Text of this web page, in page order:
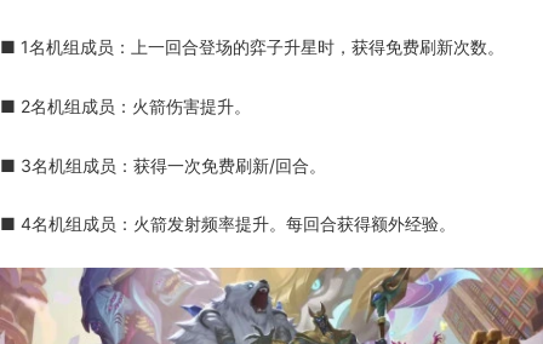
■ 1名机组成员：上一回合登场的弈子升星时，获得免费刷新次数。
■ 2名机组成员：火箭伤害提升。
■ 3名机组成员：获得一次免费刷新/回合。
■ 4名机组成员：火箭发射频率提升。每回合获得额外经验。